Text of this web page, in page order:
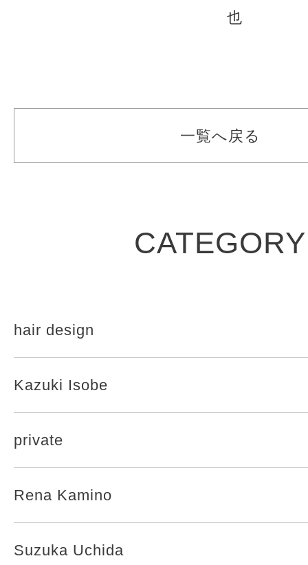
也
一覧へ戻る
CATEGORY
hair design
Kazuki Isobe
private
Rena Kamino
Suzuka Uchida